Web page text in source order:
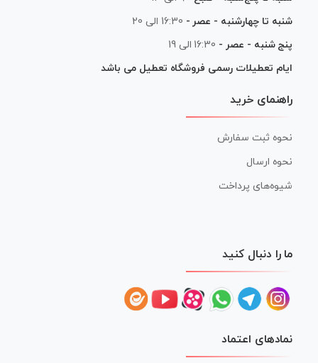
شنبه تا چهارشنبه - عصر - 16:30 الی 20
پنج شنبه - عصر - 16:30 الی 19
ایام تعطیلات رسمی فروشگاه تعطیل می باشد
راهنمای خرید
نحوه ثبت سفارش
نحوه ارسال
شیوه‌های پرداخت
ما را دنبال کنید
نمادهای اعتماد